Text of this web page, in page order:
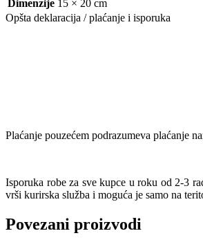
Dimenzije 15 × 20 cm
Opšta deklaracija / plaćanje i isporuka
Plaćanje pouzećem podrazumeva plaćanje
Isporuka robe za sve kupce u roku od 2-3
vrši kurirska služba i moguća je samo na
Povezani proizvodi